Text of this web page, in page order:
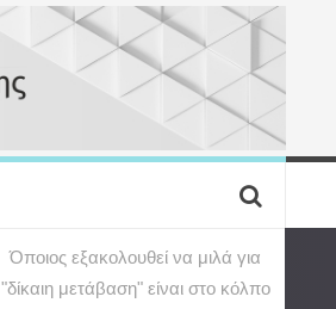
Όποιος εξακολουθεί να μιλά για
"δίκαιη μετάβαση" είναι στο κόλπο